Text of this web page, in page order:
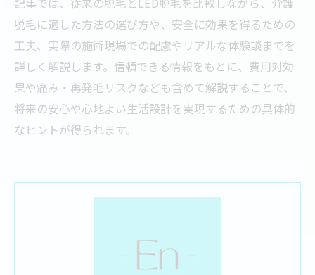
脱毛に適した方法の選び方や、安全に効果を得るための
工夫、実際の施術現場での配慮やリアルな体験談までを
詳しく解説します。信頼できる情報をもとに、費用対効
果や痛み・再発毛リスクなども含めて解説することで、
将来の安心や心地よい生活設計を実現するための具体的
なヒントが得られます。